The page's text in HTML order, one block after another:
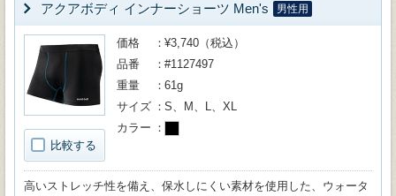
アクアボディ インナーショーツ Men's 男性用
比較する
価格
¥3,740（税込）
品番
#1127497
重量
61g
サイズ
S、M、L、XL
カラー
高いストレッチ性を備え、保水しにくい素材を使用した、ウォータ